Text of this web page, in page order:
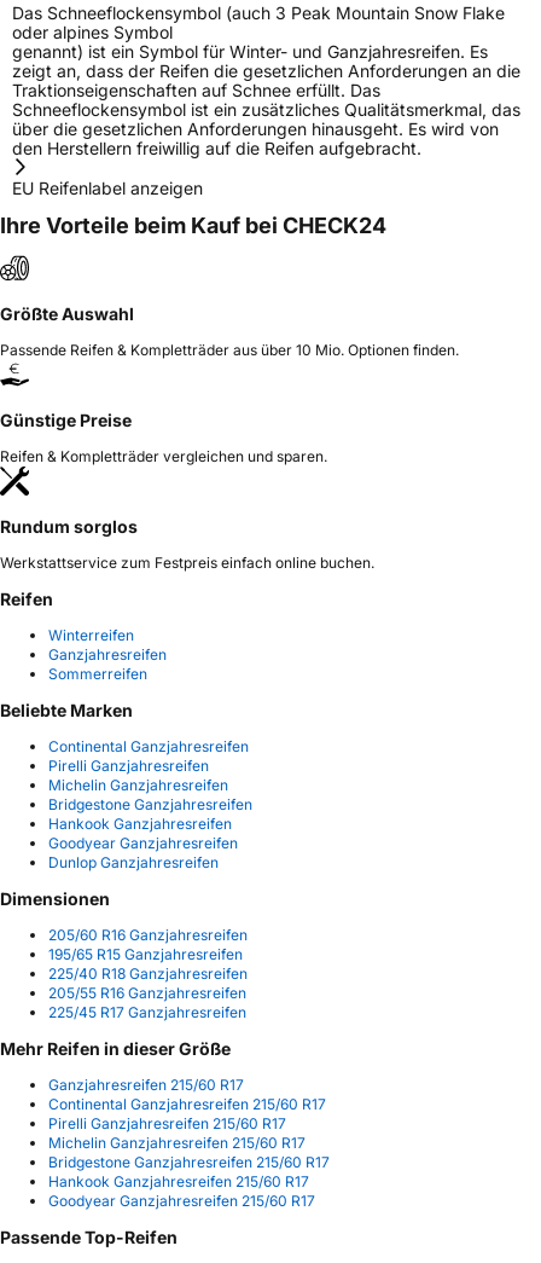
Das Schneeflockensymbol (auch 3 Peak Mountain Snow Flake
oder alpines Symbol
genannt) ist ein Symbol für Winter- und Ganzjahresreifen. Es
zeigt an, dass der Reifen die gesetzlichen Anforderungen an die
Traktionseigenschaften auf Schnee erfüllt. Das
Schneeflockensymbol ist ein zusätzliches Qualitätsmerkmal, das
über die gesetzlichen Anforderungen hinausgeht. Es wird von
den Herstellern freiwillig auf die Reifen aufgebracht.
EU Reifenlabel anzeigen
Ihre Vorteile beim Kauf bei CHECK24
Größte Auswahl
Passende Reifen & Kompletträder aus über 10 Mio. Optionen finden.
Günstige Preise
Reifen & Kompletträder vergleichen und sparen.
Rundum sorglos
Werkstattservice zum Festpreis einfach online buchen.
Reifen
Winterreifen
Ganzjahresreifen
Sommerreifen
Beliebte Marken
Continental Ganzjahresreifen
Pirelli Ganzjahresreifen
Michelin Ganzjahresreifen
Bridgestone Ganzjahresreifen
Hankook Ganzjahresreifen
Goodyear Ganzjahresreifen
Dunlop Ganzjahresreifen
Dimensionen
205/60 R16 Ganzjahresreifen
195/65 R15 Ganzjahresreifen
225/40 R18 Ganzjahresreifen
205/55 R16 Ganzjahresreifen
225/45 R17 Ganzjahresreifen
Mehr Reifen in dieser Größe
Ganzjahresreifen 215/60 R17
Continental Ganzjahresreifen 215/60 R17
Pirelli Ganzjahresreifen 215/60 R17
Michelin Ganzjahresreifen 215/60 R17
Bridgestone Ganzjahresreifen 215/60 R17
Hankook Ganzjahresreifen 215/60 R17
Goodyear Ganzjahresreifen 215/60 R17
Passende Top-Reifen